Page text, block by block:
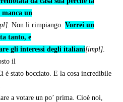
manca un
. Non li rimpiango. Vorrei un
tanto, e
gli interessi degli italiani[impl].
il
è stato bocciato. E la cosa incredibile
a votare un po’ prima. Cioè noi,